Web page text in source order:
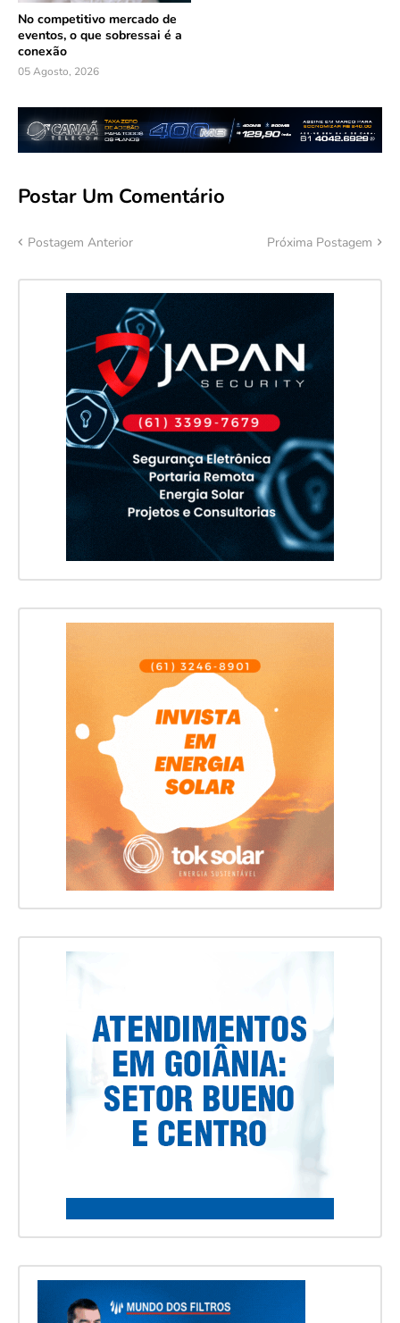
No competitivo mercado de
eventos, o que sobressai é a
conexão
05 Agosto, 2026
Postar Um Comentário
Postagem Anterior Próxima Postagem